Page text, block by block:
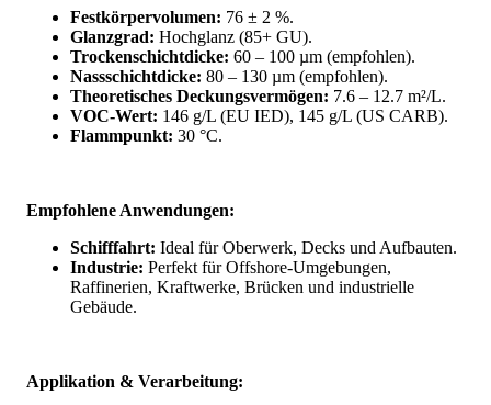
Festkörpervolumen: 76 ± 2 %.
Glanzgrad: Hochglanz (85+ GU).
Trockenschichtdicke: 60 – 100 µm (empfohlen).
Nassschichtdicke: 80 – 130 µm (empfohlen).
Theoretisches Deckungsvermögen: 7.6 – 12.7 m²/L.
VOC-Wert: 146 g/L (EU IED), 145 g/L (US CARB).
Flammpunkt: 30 °C.
Empfohlene Anwendungen:
Schifffahrt: Ideal für Oberwerk, Decks und Aufbauten.
Industrie: Perfekt für Offshore-Umgebungen,
Raffinerien, Kraftwerke, Brücken und industrielle
Gebäude.
Applikation & Verarbeitung: